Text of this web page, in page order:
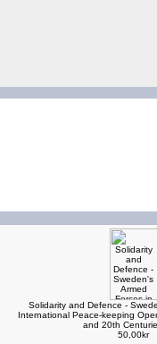
Solidarity and Defence -
International Peace-keeping
and 20th
50,00kr